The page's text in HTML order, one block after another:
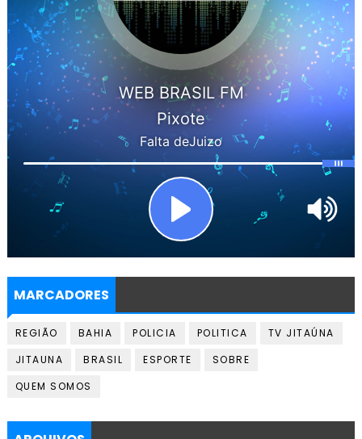
MARCADORES
REGIÃO BAHIA POLICIA POLITICA
TV JITAÚNA
JITAUNA
BRASIL ESPORTE
SOBRE
QUEM SOMOS